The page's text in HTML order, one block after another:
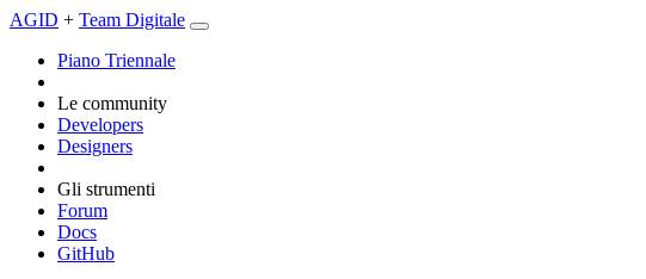
AGID + Team Digitale
Piano Triennale
Le community
Developers
Designers
Gli strumenti
Forum
Docs
GitHub